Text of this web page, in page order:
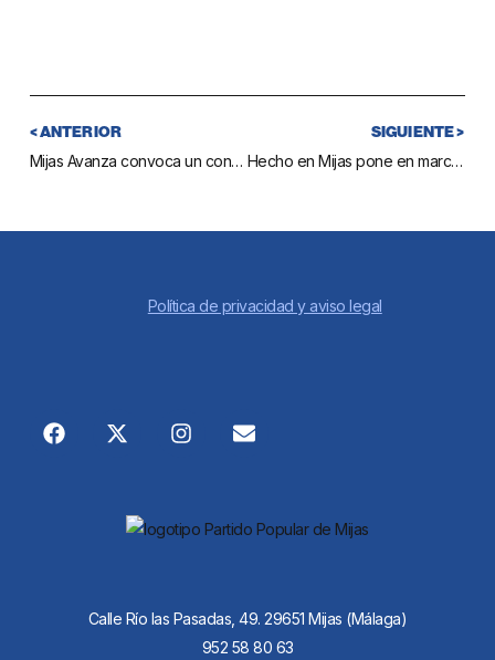
< ANTERIOR
Mijas Avanza convoca un concurso para que cualquier ciudadano proponga mejoras en los procesos administrativos del Ayuntamiento
SIGUIENTE >
Hecho en Mijas pone en marcha la primera Feria de la Tapa Ciudad de Mijas
Calle Río las Pasadas, 49. 29651 Mijas (Málaga)
952 58 80 63
Política de privacidad y aviso legal